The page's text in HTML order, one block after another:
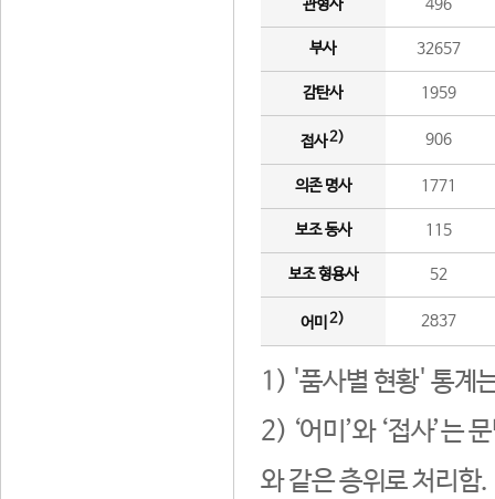
관형사 496
부사 32657
감탄사 1959
접사2) 906
의존 명사 1771
보조 동사 115
보조 형용사 52
어미 2) 2837
1) '품사별 현황' 통계
2) ‘어미’와 ‘접사’는
와 같은 층위로 처리함.